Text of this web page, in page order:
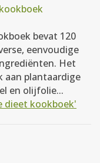
bevat 120
eenvoudige
Het
aan plantaardige
en olijfolie...
dieet kookboek'